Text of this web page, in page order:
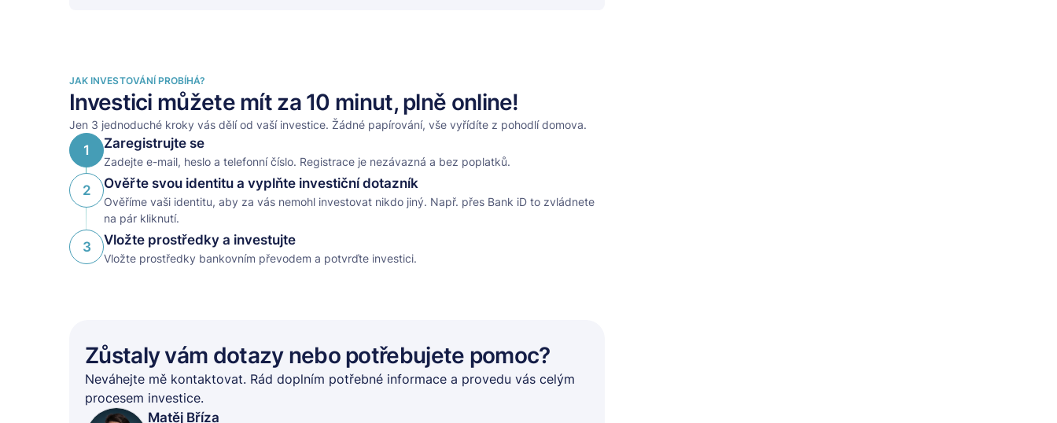
JAK INVESTOVÁNÍ PROBÍHÁ?
Investici můžete mít za 10 minut, plně online!
Jen 3 jednoduché kroky vás dělí od vaší investice. Žádné papírování, vše vyřídíte z pohodlí domova.
1 Zaregistrujte se
Zadejte e-mail, heslo a telefonní číslo. Registrace je nezávazná a bez poplatků.
2 Ověřte svou identitu a vyplňte investiční dotazník
Ověříme vaši identitu, aby za vás nemohl investovat nikdo jiný. Např. přes Bank iD to zvládnete
na pár kliknutí.
3 Vložte prostředky a investujte
Vložte prostředky bankovním převodem a potvrďte investici.
Zůstaly vám dotazy nebo potřebujete pomoc?
Neváhejte mě kontaktovat. Rád doplním potřebné informace a provedu vás celým
procesem investice.
Matěj Bříza